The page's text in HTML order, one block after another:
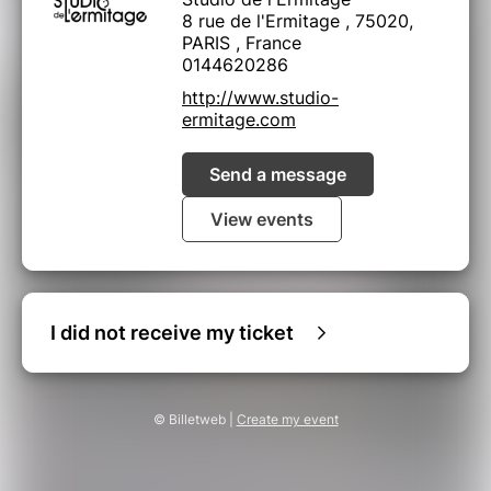
Renaud Déjardin : violoncelle
Baptiste Germser : cor
Samuel Favre : percussions
8 rue de l'Ermitage , 75020,
PARIS , France
0144620286
http://www.studio-
ermitage.com
Send a message
View events
I did not receive my ticket
© Billetweb | Create my event